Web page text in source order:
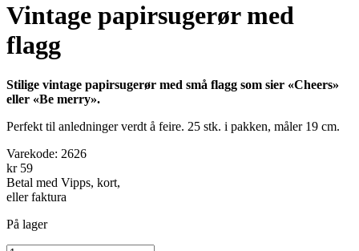
Vintage papirsugerør med
flagg
Stilige vintage papirsugerør med små flagg som sier «Cheers»
eller «Be merry».
Perfekt til anledninger verdt å feire. 25 stk. i pakken, måler 19 cm.
Varekode: 2626
kr 59
Betal med Vipps, kort,
eller faktura
På lager